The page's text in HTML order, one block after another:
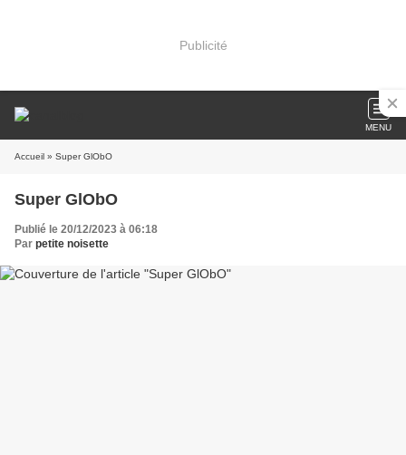
Publicité
MENU
Accueil » Super GlObO
Super GlObO
Publié le 20/12/2023 à 06:18
Par petite noisette